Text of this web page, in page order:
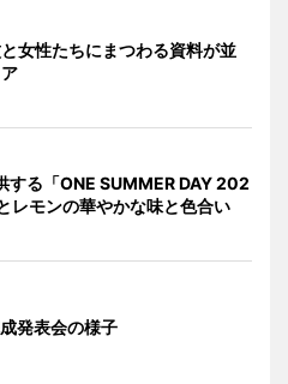
女性たちにまつわる資料が並
する「ONE SUMMER DAY 202
レモンの華やかな味と色合い
発表会の様子